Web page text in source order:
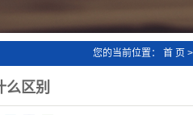
您的当前位置： 首 页
么区别